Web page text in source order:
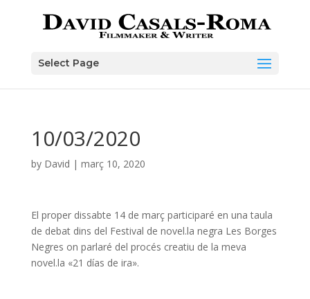
Select Page
10/03/2020
by David | març 10, 2020
El proper dissabte 14 de març participaré en una taula
de debat dins del Festival de novel.la negra Les Borges
Negres on parlaré del procés creatiu de la meva
novel.la «21 días de ira».